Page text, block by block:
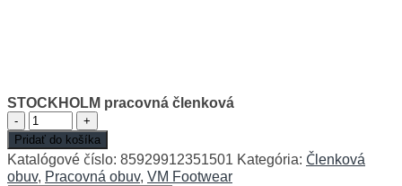
STOCKHOLM pracovná členková
množstvo
STOCKHOLM
pracovná
členková
Pridať do košíka
Katalógové číslo: 85929912351501 Kategória: Členková
obuv, Pracovná obuv, VM Footwear